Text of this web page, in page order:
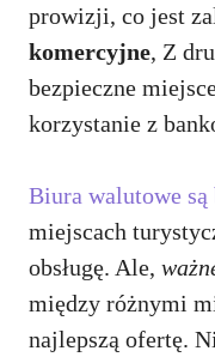
prowizji, co jest
komercyjne, Z
bezpieczne
korzystanie z
Biura walutowe są
miejscach
obsługę. Ale,
między różnymi
najlepszą ofertę.